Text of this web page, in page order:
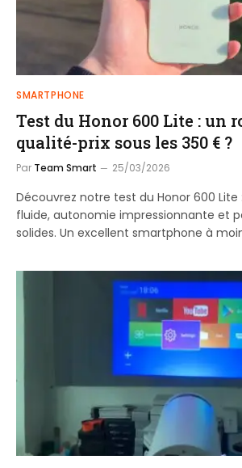
SMARTPHONE
Test du Honor 600 Lite : un
qualité-prix sous les 350 € ?
Par Team Smart 25/03/2026
Découvrez notre test du Honor 600 Lite
fluide, autonomie impressionnante et
solides. Un excellent smartphone à